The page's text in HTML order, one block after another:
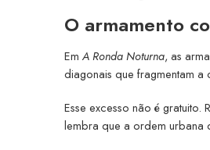
O armamento
Em A Ronda Noturna, as
diagonais que fragmentam
Esse excesso não é gratuito.
lembra que a ordem